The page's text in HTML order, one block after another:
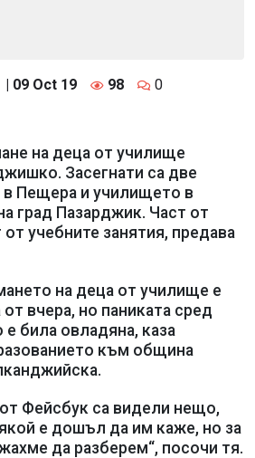
| 09 Oct 19 98 0
на деца от училище
Засегнати са две
в Пещера и училището в
град Пазарджик. Част от
учебните занятия, предава
на деца от училище е
вчера, но паниката сред
била овладяна, каза
към община
от Фейсбук са видели нещо,
е дошъл да им каже, но за
да разберем“, посочи тя.